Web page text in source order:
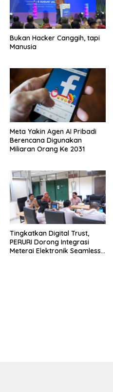
Bukan Hacker Canggih, tapi
Manusia
Meta Yakin Agen AI Pribadi
Berencana Digunakan
Miliaran Orang Ke 2031
Tingkatkan Digital Trust,
PERURI Dorong Integrasi
Meterai Elektronik Seamless